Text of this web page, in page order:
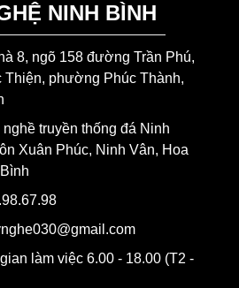
NINH BÌNH
8, ngõ 158 đường Trần Phú,
Thiện, phường Phúc Thành,
nghề truyền thống đá Ninh
Xuân Phúc, Ninh Vân, Hoa
làm việc 6.00 - 18.00 (T2 -